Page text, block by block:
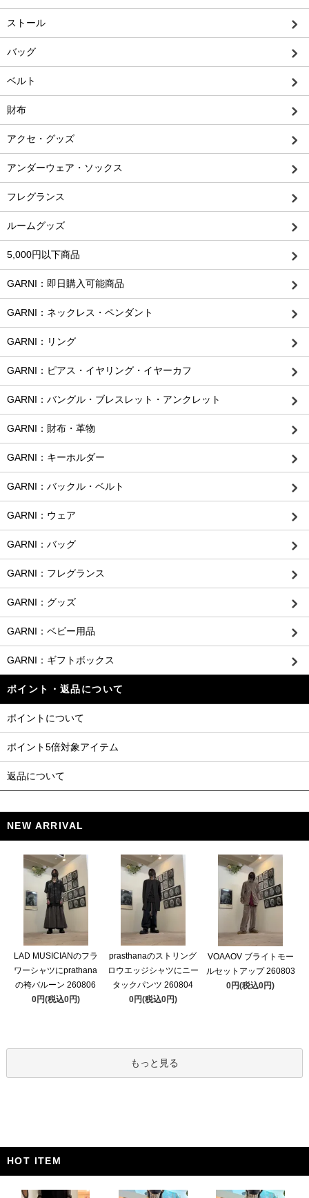
ストール
バッグ
ベルト
財布
アクセ・グッズ
アンダーウェア・ソックス
フレグランス
ルームグッズ
5,000円以下商品
GARNI：即日購入可能商品
GARNI：ネックレス・ペンダント
GARNI：リング
GARNI：ピアス・イヤリング・イヤーカフ
GARNI：バングル・ブレスレット・アンクレット
GARNI：財布・革物
GARNI：キーホルダー
GARNI：バックル・ベルト
GARNI：ウェア
GARNI：バッグ
GARNI：フレグランス
GARNI：グッズ
GARNI：ベビー用品
GARNI：ギフトボックス
ポイント・返品について
ポイントについて
ポイント5倍対象アイテム
返品について
NEW ARRIVAL
LAD MUSICIANのフラ
ワーシャツにprathana
の袴バルーン 260806
0円(税込0円)
prasthanaのストリング
ロウエッジシャツにニー
タックパンツ 260804
0円(税込0円)
VOAAOV ブライトモー
ルセットアップ 260803
0円(税込0円)
もっと見る
HOT ITEM